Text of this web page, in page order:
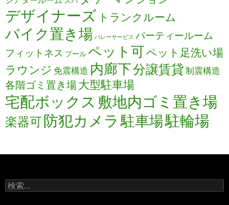
デザイナーズ トランクルーム
バイク置き場 バレーサービス パーティールーム
フィットネス プールペット可ペット足洗い場
ラウンジ 免震構造 内廊下分譲賃貸制震構造
各階ゴミ置き場大型駐車場
宅配ボックス 敷地内ゴミ置き場
楽器可防犯カメラ 駐車場駐輪場
検
索: